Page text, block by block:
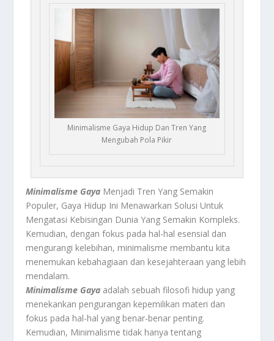
Minimalisme Gaya Hidup Dan Tren Yang
Mengubah Pola Pikir
Minimalisme Gaya Menjadi Tren Yang Semakin
Populer, Gaya Hidup Ini Menawarkan Solusi Untuk
Mengatasi Kebisingan Dunia Yang Semakin Kompleks.
Kemudian, dengan fokus pada hal-hal esensial dan
mengurangi kelebihan, minimalisme membantu kita
menemukan kebahagiaan dan kesejahteraan yang lebih
mendalam.
Minimalisme Gaya adalah sebuah filosofi hidup yang
menekankan pengurangan kepemilikan materi dan
fokus pada hal-hal yang benar-benar penting.
Kemudian, Minimalisme tidak hanya tentang